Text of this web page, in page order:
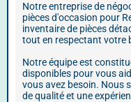
Notre entreprise de
pièces d'occasion pour
inventaire de pièces
tout en respectant votre
Notre équipe est
disponibles pour vous
vous avez besoin. Nous
de qualité et une